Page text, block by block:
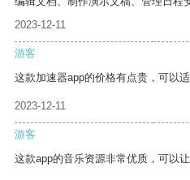
2023-12-11
游客
这款加速器app的价格有点贵，可以
2023-12-11
游客
这款app的音乐资源非常优质，可以